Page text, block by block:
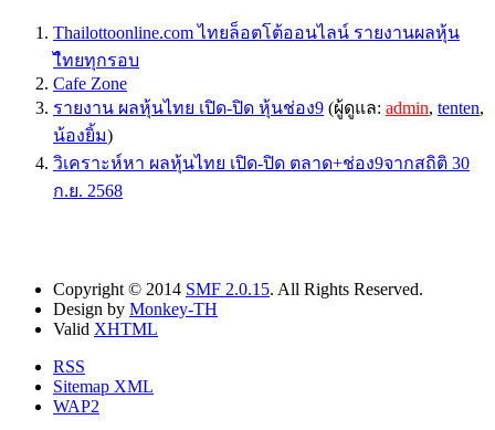
Thailottoonline.com ไทยล็อตโต้ออนไลน์ รายงานผลหุ้น
ไืทยทุกรอบ
Cafe Zone
รายงาน ผลหุ้นไทย เปิด-ปิด หุ้นช่อง9 (ผู้ดูแล: admin, tenten,
น้องยิ้ม)
วิเคราะห์หา ผลหุ้นไทย เปิด-ปิด ตลาด+ช่อง9จากสถิติ 30
ก.ย. 2568
Copyright © 2014 SMF 2.0.15. All Rights Reserved.
Design by Monkey-TH
Valid XHTML
RSS
Sitemap XML
WAP2